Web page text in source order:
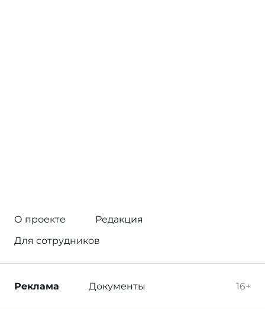
О проекте
Редакция
Для сотрудников
16+
Реклама Документы